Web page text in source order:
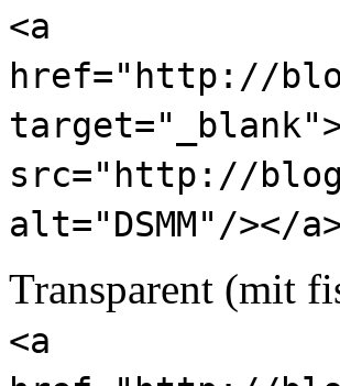
<a
href="http://
src="http://
alt="DSMM"/></
Transparent (mit
<a